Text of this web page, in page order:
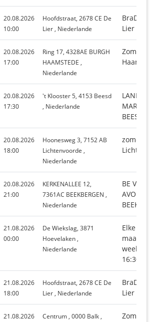
20.08.2026
10:00
Hoofdstraat, 2678 CE De
Lier , Niederlande
Lier
20.08.2026
17:00
Ring 17, 4328AE BURGH
HAAMSTEDE ,
Niederlande
20.08.2026
17:30
't Klooster 5, 4153 Beesd
, Niederlande
BEESD
20.08.2026
18:00
Hoonesweg 3, 7152 AB
Lichtenvoorde ,
Niederlande
zomerse
20.08.2026
21:00
KERKENALLEE 12,
7361AC BEEKBERGEN ,
Niederlande
BE
21.08.2026
00:00
De Wiekslag, 3871
Hoevelaken ,
Niederlande
Elke 3e
maand
16:30
21.08.2026
18:00
Hoofdstraat, 2678 CE De
Lier , Niederlande
Lier
21.08.2026
Centrum , 0000 Balk ,